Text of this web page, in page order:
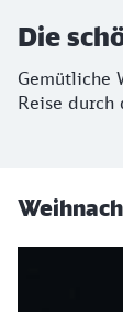
Die
Gemütliche
Reise durch